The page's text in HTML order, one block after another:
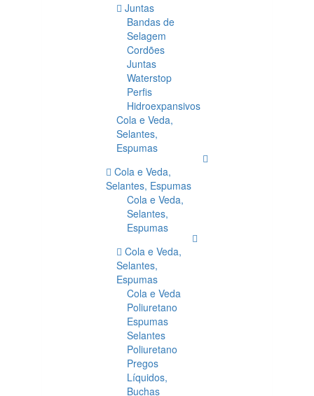
Juntas
Bandas de
Selagem
Cordões
Juntas
Waterstop
Perfis
Hidroexpansivos
Cola e Veda,
Selantes,
Espumas
Cola e Veda,
Selantes, Espumas
Cola e Veda,
Selantes,
Espumas
Cola e Veda,
Selantes,
Espumas
Cola e Veda
Poliuretano
Espumas
Selantes
Poliuretano
Pregos
Líquidos,
Buchas